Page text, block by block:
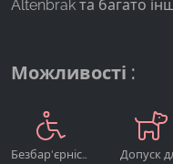
Altenbrak та багато
Можливості :
Безбар'єрність
Допуск
Provider:
Збір статистики